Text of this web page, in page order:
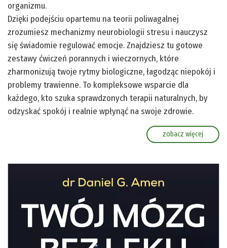
organizmu.
Dzięki podejściu opartemu na teorii poliwagalnej
zrozumiesz mechanizmy neurobiologii stresu i nauczysz
się świadomie regulować emocje. Znajdziesz tu gotowe
zestawy ćwiczeń porannych i wieczornych, które
zharmonizują twoje rytmy biologiczne, łagodząc niepokój i
problemy trawienne. To kompleksowe wsparcie dla
każdego, kto szuka sprawdzonych terapii naturalnych, by
odzyskać spokój i realnie wpłynąć na swoje zdrowie.
zobacz więcej